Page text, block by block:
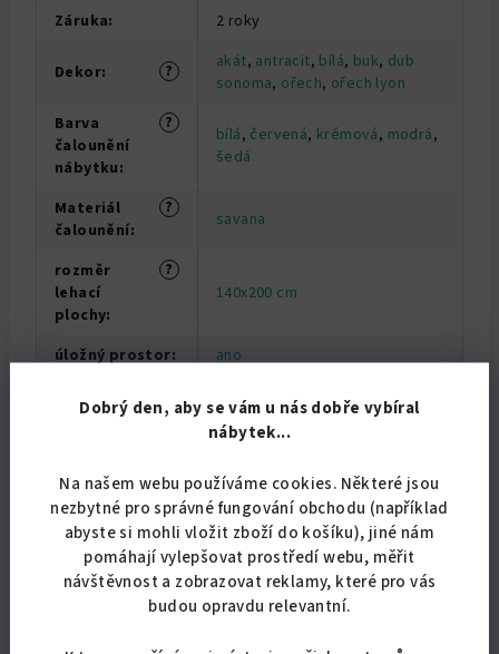
Dobrý den, aby se vám u nás dobře vybíral
nábytek...
Na našem webu používáme cookies. Některé jsou
nezbytné pro správné fungování obchodu (například
abyste si mohli vložit zboží do košíku), jiné nám
pomáhají vylepšovat prostředí webu, měřit
návštěvnost a zobrazovat reklamy, které pro vás
budou opravdu relevantní.
Záruka: 2 roky
?
Dekor: akát, antracit, bílá, buk, dub
sonoma, ořech, ořech lyon
?
Barva
čalounění
nábytku:
bílá, červená, krémová, modrá,
šedá
?
Materiál
čalounění: savana
?
rozměr
lehací
plochy:
140x200 cm
úložný prostor:
ano
Vlastnosti
produktu : s LED osvětlením
výška:
230 cm
hloubka:
110 cm
nosnost:
240 kg
ČR